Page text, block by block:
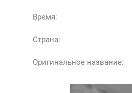
Время:
Страна:
Оригинальное название: